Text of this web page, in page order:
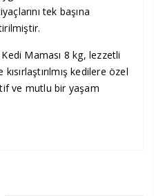
tek başına
Kedi Maması 8 kg, lezzetli
kedilere özel
ve mutlu bir yaşam